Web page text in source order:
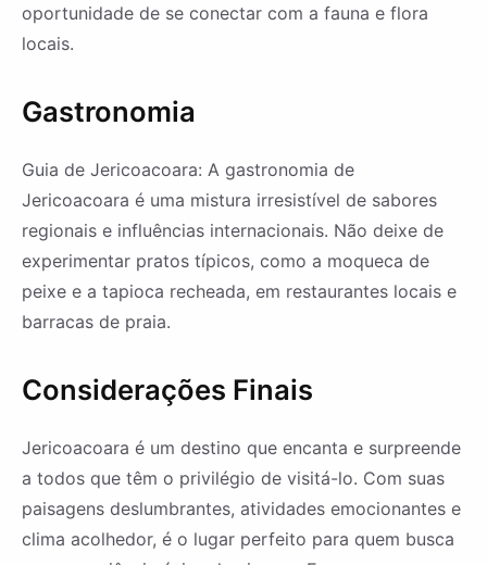
oportunidade de se conectar com a fauna e flora
locais.
Gastronomia
Guia de Jericoacoara: A gastronomia de
Jericoacoara é uma mistura irresistível de sabores
regionais e influências internacionais. Não deixe de
experimentar pratos típicos, como a moqueca de
peixe e a tapioca recheada, em restaurantes locais e
barracas de praia.
Considerações Finais
Jericoacoara é um destino que encanta e surpreende
a todos que têm o privilégio de visitá-lo. Com suas
paisagens deslumbrantes, atividades emocionantes e
clima acolhedor, é o lugar perfeito para quem busca